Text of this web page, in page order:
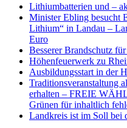
Lithiumbatterien und –
Minister Ebling besucht
Lithium“ in Landau –
Euro
Besserer Brandschutz
Höhenfeuerwerk zu
Ausbildungsstart in der
Traditionsveranstaltung
erhalten – FREIE
Grünen für inhaltlich
Landkreis ist im Soll bei